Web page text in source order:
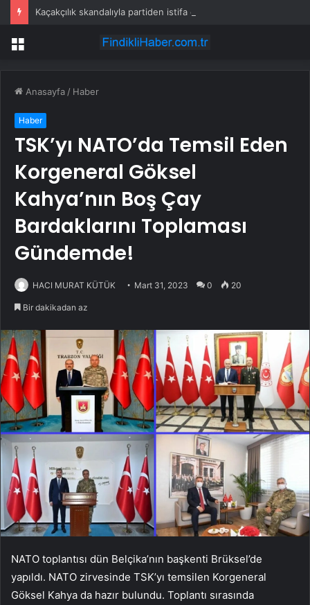
Menü
Anasayfa / Haber
Haber
TSK’yı NATO’da Temsil Eden
Korgeneral Göksel
Kahya’nın Boş Çay
Bardaklarını Toplaması
Gündemde!
HACI MURAT KÜTÜK Mart 31, 2023 0 20
Bir dakikadan az
NATO toplantısı dün Belçika’nın başkenti Brüksel’de
yapıldı. NATO zirvesinde TSK’yı temsilen Korgeneral
Göksel Kahya da hazır bulundu. Toplantı sırasında